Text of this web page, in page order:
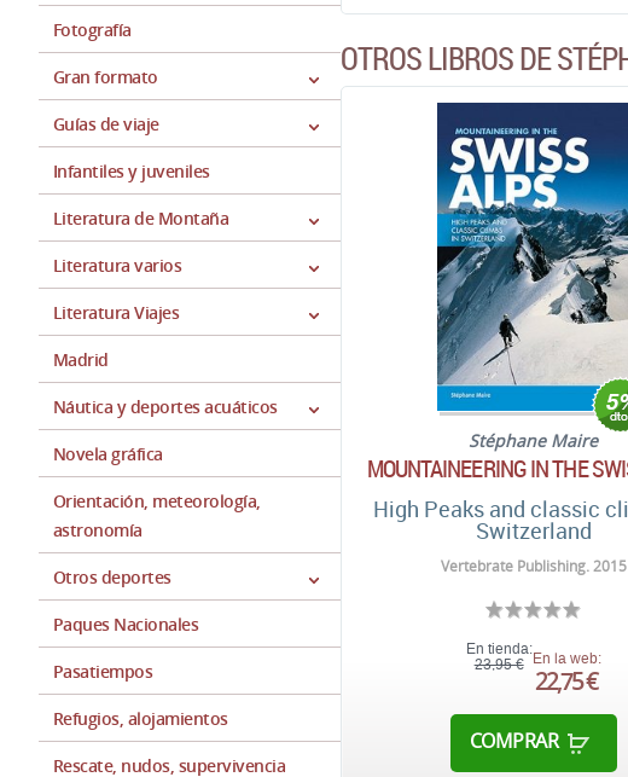
Fotografía
Gran formato
Guías de viaje
Infantiles y juveniles
Literatura de Montaña
Literatura varios
Literatura Viajes
Madrid
Náutica y deportes acuáticos
Novela gráfica
Orientación, meteorología,
astronomía
Otros deportes
Paques Nacionales
Pasatiempos
Refugios, alojamientos
Rescate, nudos, supervivencia
OTROS LIBROS DE
Stéphane Maire
MOUNTAINEERING IN THE
High Peaks and classic
Switzerland
Vertebrate Publishing. 2015
En tienda:
23,95 € En la web:
22,75 €
COMPRAR